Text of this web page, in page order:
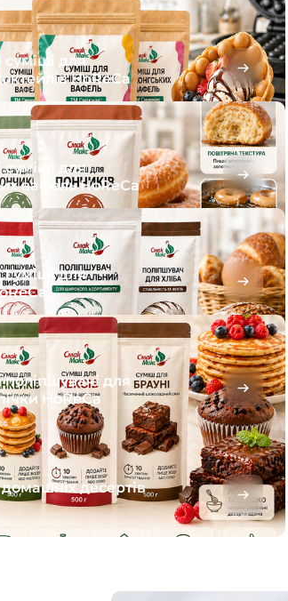
суміші для
HoReCa
суміші для
вафель HoReCa
суміші для
поліпшувачі для
HoReCa
десертів